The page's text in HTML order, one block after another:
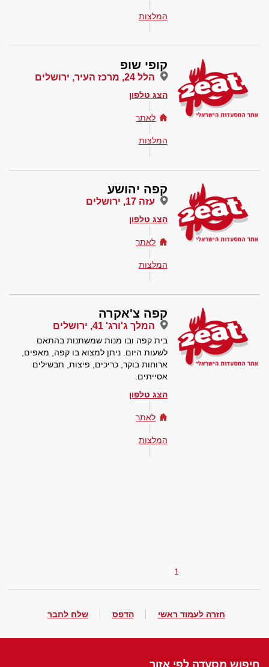
המלצות
קופי שופ
הלל 24, מרכז העיר, ירושלים
הצג טלפון
לאתר
המלצות
קפה יהושע
עזה 17, ירושלים
הצג טלפון
לאתר
המלצות
קפה צ'אקרה
המלך ג'ורג' 41, ירושלים
בית קפה ובו מנות שמשתנות בהתאם
לשעות היום. ניתן למצוא בו קפה, מאפים,
ארוחות בוקר, כריכים, פיצות, תבשילים
אסייתים.
הצג טלפון
לאתר
המלצות
1
חזרה לעמוד ראשי הדפס שלח לחבר
חיפוש מסעדה לפי אזור